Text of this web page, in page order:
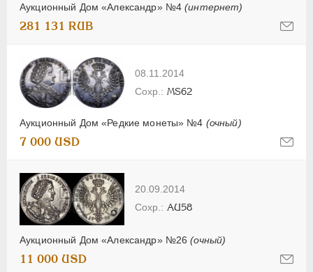
Аукционный Дом «Александр» №4(интернет)
281 131 RUB
08.11.2014
Аукционный Дом «Редкие монеты» №4 (очный)
MS62
7 000 USD
20.09.2014
Аукционный Дом «Александр» №26(очный)
AU58
11 000 USD